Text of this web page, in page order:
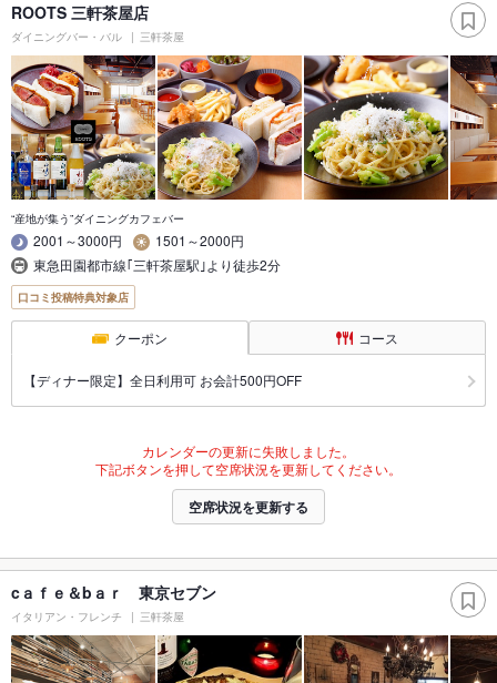
ROOTS 三軒茶屋店
ダイニングバー・バル 三軒茶屋
“産地が集う”ダイニングカフェバー
2001～3000円
1501～2000円
東急田園都市線｢三軒茶屋駅｣より徒歩2分
口コミ投稿特典対象店
クーポン コース
【ディナー限定】全日利用可 お会計500円OFF
カレンダーの更新に失敗しました。
下記ボタンを押して空席状況を更新してください。
空席状況を更新する
cａｆｅ＆bａｒ 東京セブン
イタリアン・フレンチ 三軒茶屋